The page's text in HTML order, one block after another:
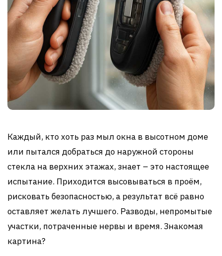
Каждый, кто хоть раз мыл окна в высотном доме
или пытался добраться до наружной стороны
стекла на верхних этажах, знает – это настоящее
испытание. Приходится высовываться в проём,
рисковать безопасностью, а результат всё равно
оставляет желать лучшего. Разводы, непромытые
участки, потраченные нервы и время. Знакомая
картина?